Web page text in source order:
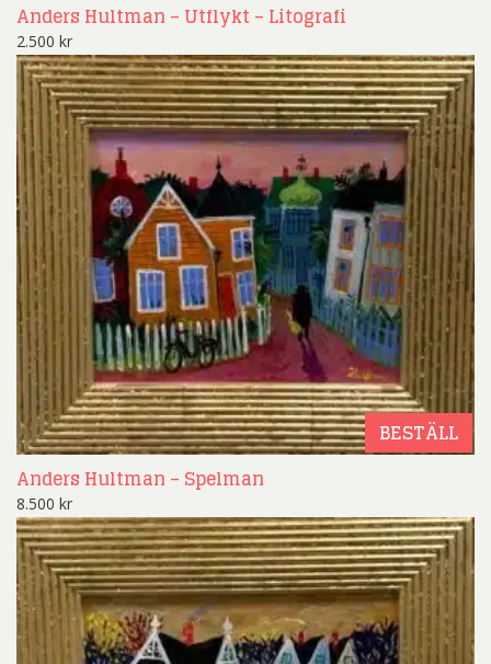
Anders Hultman – Utflykt – Litografi
2.500 kr
BESTÄLL
Anders Hultman – Spelman
8.500 kr